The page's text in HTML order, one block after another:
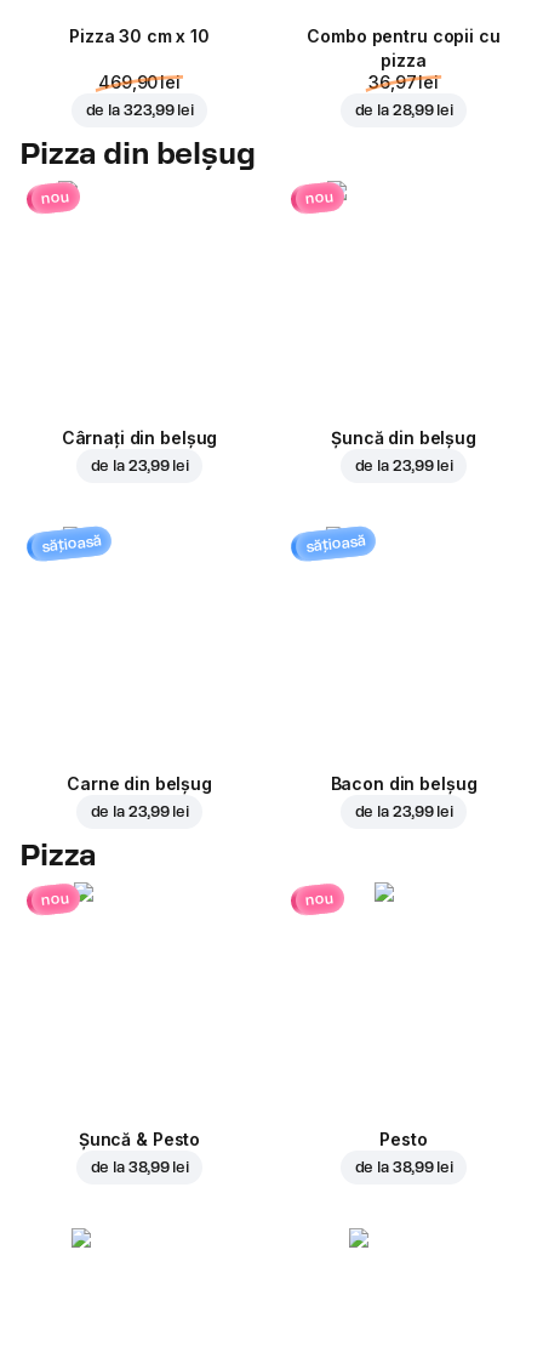
Pizza 30 cm x 10
469,90 lei
de la 323,99 lei
Combo pentru copii cu
pizza
36,97 lei
de la 28,99 lei
Pizza din belșug
nou
Cârnați din belșug
de la 23,99 lei
nou
Șuncă din belșug
de la 23,99 lei
sățioasă
Carne din belșug
de la 23,99 lei
sățioasă
Bacon din belșug
de la 23,99 lei
Pizza
nou
Șuncă & Pesto
de la 38,99 lei
nou
Pesto
de la 38,99 lei